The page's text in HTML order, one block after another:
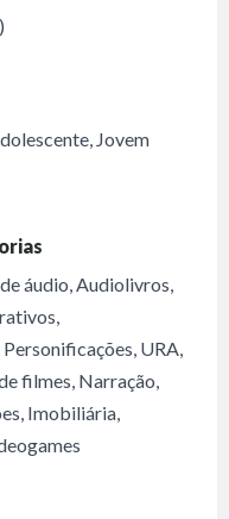
, Jovem
áudio,Audiolivros,
,
Personificações, URA,
filmes, Narração,
, Imobiliária,